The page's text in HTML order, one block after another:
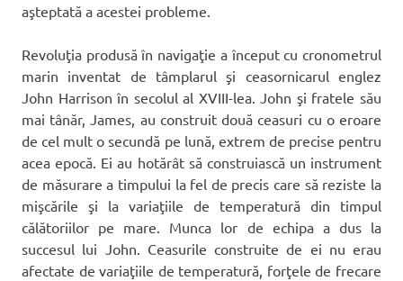
aşteptată a acestei probleme.
Revoluţia produsă în navigaţie a început cu cronometrul
marin inventat de tâmplarul şi ceasornicarul englez
John Harrison în secolul al XVIII-lea. John şi fratele său
mai tânăr, James, au construit două ceasuri cu o eroare
de cel mult o secundă pe lună, extrem de precise pentru
acea epocă. Ei au hotărât să construiască un instrument
de măsurare a timpului la fel de precis care să reziste la
mişcările şi la variaţiile de temperatură din timpul
călătoriilor pe mare. Munca lor de echipa a dus la
succesul lui John. Ceasurile construite de ei nu erau
afectate de variaţiile de temperatură, forţele de frecare